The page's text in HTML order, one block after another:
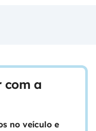
com a
no veículo e